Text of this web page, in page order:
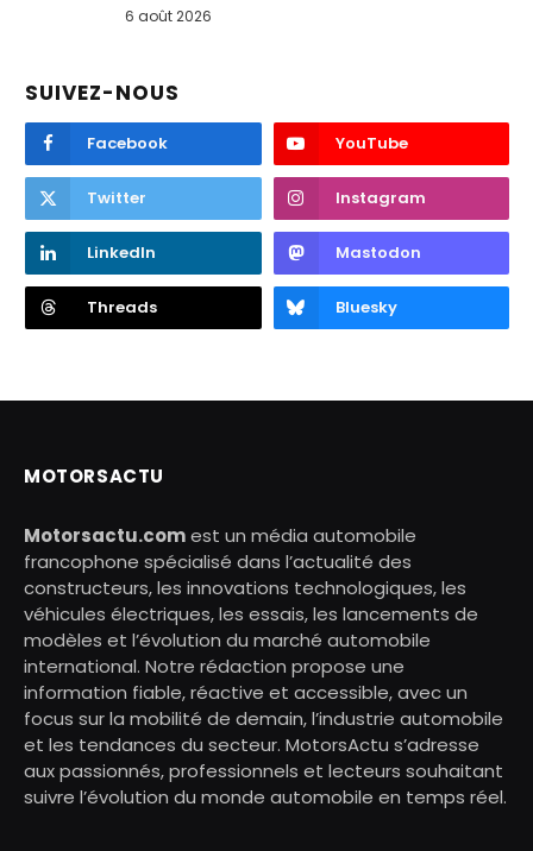
6 août 2026
SUIVEZ-NOUS
Facebook YouTube
Twitter Instagram
LinkedIn Mastodon
Threads Bluesky
MOTORSACTU
Motorsactu.comest un média automobile
francophone spécialisé dans l’actualité des
constructeurs, les innovations technologiques, les
véhicules électriques, les essais, les lancements de
modèles et l’évolution du marché automobile
international. Notre rédaction propose une
information fiable, réactive et accessible, avec un
focus sur la mobilité de demain, l’industrie automobile
et les tendances du secteur. MotorsActu s’adresse
aux passionnés, professionnels et lecteurs souhaitant
suivre l’évolution du monde automobile en temps réel.